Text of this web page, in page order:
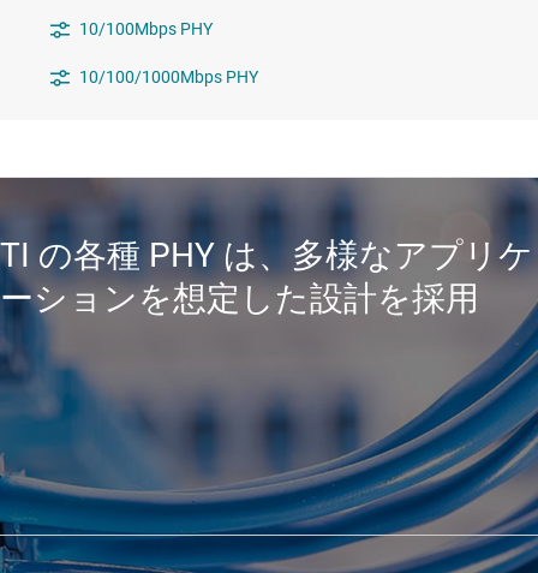
10/100Mbps PHY
10/100/1000Mbps PHY
TI の各種 PHY は、多様なアプリケ
ーションを想定した設計を採用